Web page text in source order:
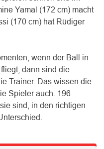
Yamal (172 cm) macht
(170 cm) hat Rüdiger
wenn der Ball in
dann sind die
Trainer. Das wissen die
Spieler auch. 196
sind, in den richtigen